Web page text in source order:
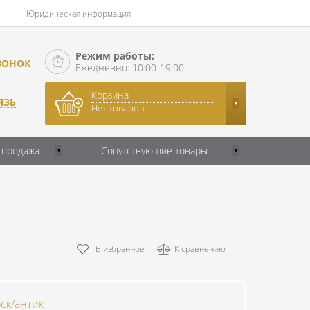
Юридическая информация
Режим работы:
Ежедневно: 10:00-19:00
Корзина
Нет товаров
Сопутствующие товары
В избранное К сравнению
антик